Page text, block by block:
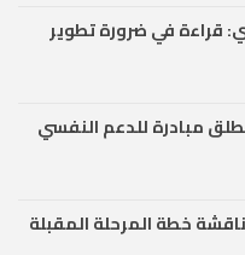
قراءة في ضرورة تطوير
مبادرة للدعم النفسي
خطة المرحلة المقبلة